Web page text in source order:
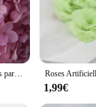
Boucles d'oreilles et bougies parfumées Anna hortensia, fleur sèche préservée, matériel de bricolage pour Gutta Percha, décoration de maison en résine
1,99€